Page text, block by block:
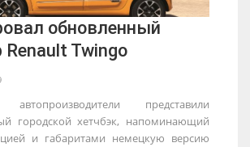
обновленный
Renault Twingo
автопроизводители представили
городской хетчбэк, напоминающий
и габаритами немецкую версию